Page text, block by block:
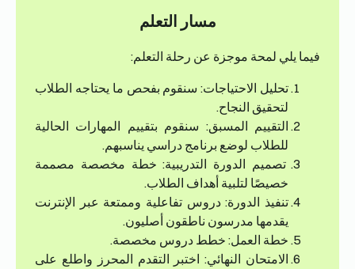
مسار التعلم
فيما يلي لمحة موجزة عن رحلة التعلم:
تحليل الاحتياجات: سنقوم بفحص ما يحتاجه الطلاب
لتحقيق النجاح.
التقييم المسبق: سنقوم بتقييم المهارات الحالية
للطلاب لوضع برنامج دراسي يناسبهم.
تصميم الدورة التدريبية: خطة مخصصة مصممة
خصيصًا لتلبية أهداف الطلاب.
تنفيذ الدورة: دروس تفاعلية وممتعة عبر الإنترنت
يقدمها مدرسون ناطقون أصليون.
خطة العمل: خطط دروس مخصصة.
الامتحان النهائي: اختبر التقدم المحرز واطلع على